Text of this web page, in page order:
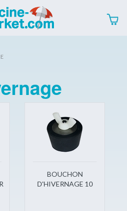
BOUCHON
D'HIVERNAGE 10